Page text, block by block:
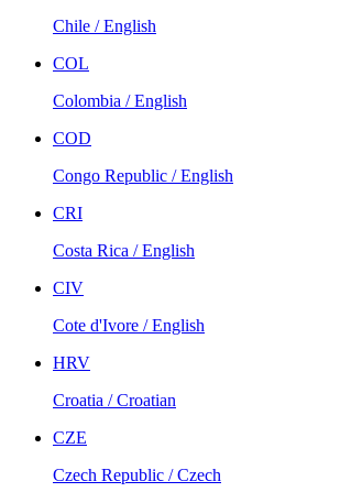
Chile / English
COL
Colombia / English
COD
Congo Republic / English
CRI
Costa Rica / English
CIV
Cote d'Ivore / English
HRV
Croatia / Croatian
CZE
Czech Republic / Czech